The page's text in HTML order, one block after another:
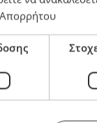
της Air
Απορρήτου